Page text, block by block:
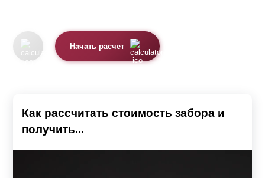
Начать расчет
Как рассчитать стоимость забора и
получить...